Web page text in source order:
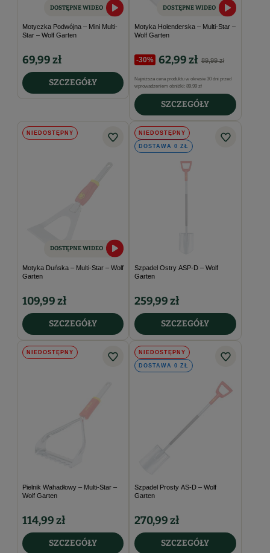
DOSTĘPNE WIDEO
Motyczka Podwójna – Mini Multi-
Star – Wolf Garten
69,99 zł
SZCZEGÓŁY
DOSTĘPNE WIDEO
Motyka Holenderska – Multi-Star –
Wolf Garten
89,99 zł
-30% 62,99 zł
Najniższa cena produktu w okresie 30 dni przed
wprowadzeniem obniżki: 89,99 zł
SZCZEGÓŁY
NIEDOSTĘPNY
DOSTĘPNE WIDEO
Motyka Duńska – Multi-Star – Wolf
Garten
109,99 zł
SZCZEGÓŁY
NIEDOSTĘPNY
DOSTAWA 0 ZŁ
Szpadel Ostry ASP-D – Wolf
Garten
259,99 zł
SZCZEGÓŁY
NIEDOSTĘPNY
Pielnik Wahadłowy – Multi-Star –
Wolf Garten
114,99 zł
SZCZEGÓŁY
NIEDOSTĘPNY
DOSTAWA 0 ZŁ
Szpadel Prosty AS-D – Wolf
Garten
270,99 zł
SZCZEGÓŁY